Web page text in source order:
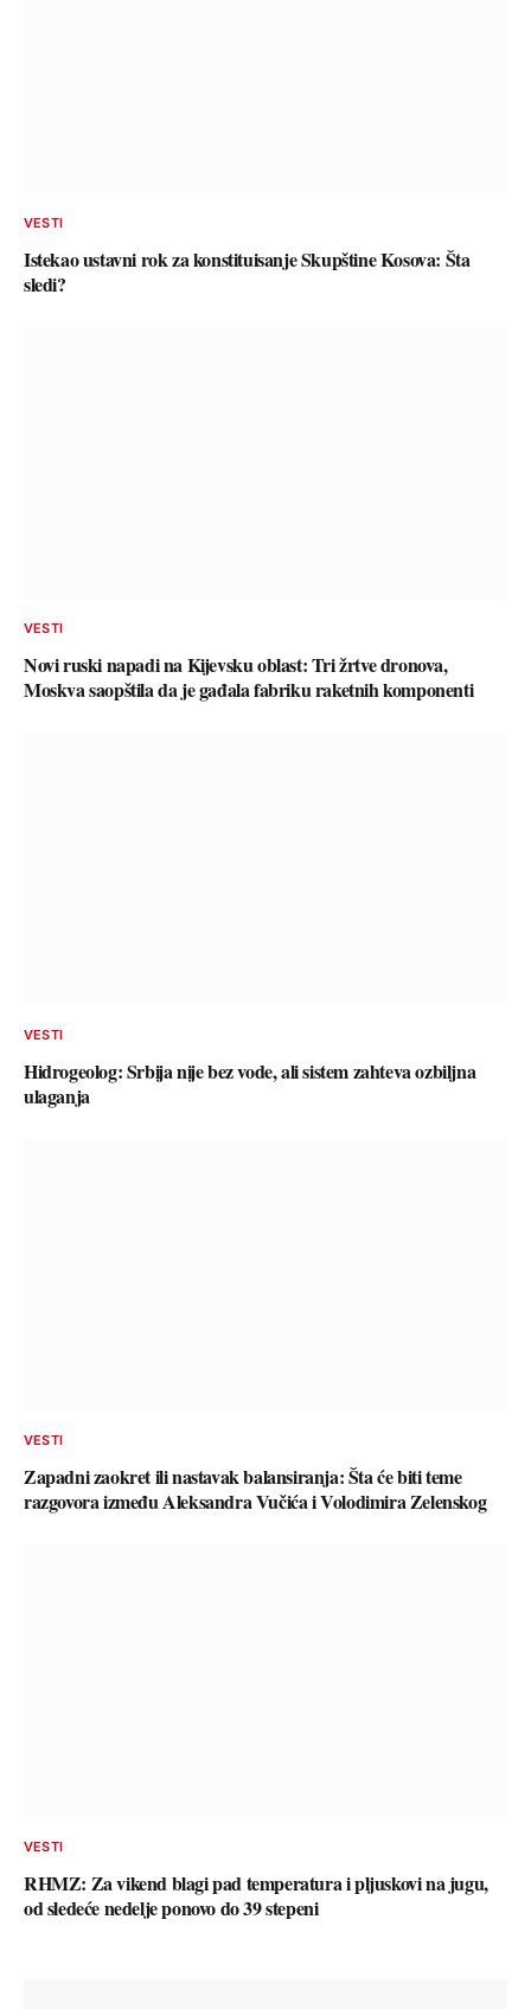
VESTI
Istekao ustavni rok za konstituisanje Skupštine Kosova: Šta
sledi?
VESTI
Novi ruski napadi na Kijevsku oblast: Tri žrtve dronova,
Moskva saopštila da je gađala fabriku raketnih komponenti
VESTI
Hidrogeolog: Srbija nije bez vode, ali sistem zahteva ozbiljna
ulaganja
VESTI
Zapadni zaokret ili nastavak balansiranja: Šta će biti teme
razgovora između Aleksandra Vučića i Volodimira Zelenskog
VESTI
RHMZ: Za vikend blagi pad temperatura i pljuskovi na jugu,
od sledeće nedelje ponovo do 39 stepeni